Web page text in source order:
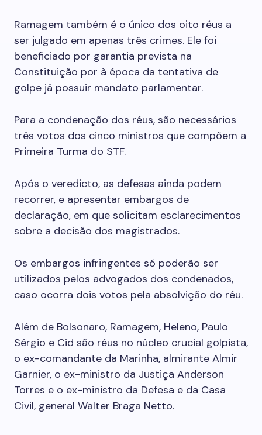
Ramagem também é o único dos oito réus a
ser julgado em apenas três crimes. Ele foi
beneficiado por garantia prevista na
Constituição por à época da tentativa de
golpe já possuir mandato parlamentar.
Para a condenação dos réus, são necessários
três votos dos cinco ministros que compõem a
Primeira Turma do STF.
Após o veredicto, as defesas ainda podem
recorrer, e apresentar embargos de
declaração, em que solicitam esclarecimentos
sobre a decisão dos magistrados.
Os embargos infringentes só poderão ser
utilizados pelos advogados dos condenados,
caso ocorra dois votos pela absolvição do réu.
Além de Bolsonaro, Ramagem, Heleno, Paulo
Sérgio e Cid são réus no núcleo crucial golpista,
o ex-comandante da Marinha, almirante Almir
Garnier, o ex-ministro da Justiça Anderson
Torres e o ex-ministro da Defesa e da Casa
Civil, general Walter Braga Netto.